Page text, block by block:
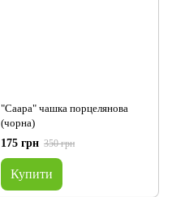
"Саара" чашка порцелянова
(чорна)
175 грн 350 грн
Купити